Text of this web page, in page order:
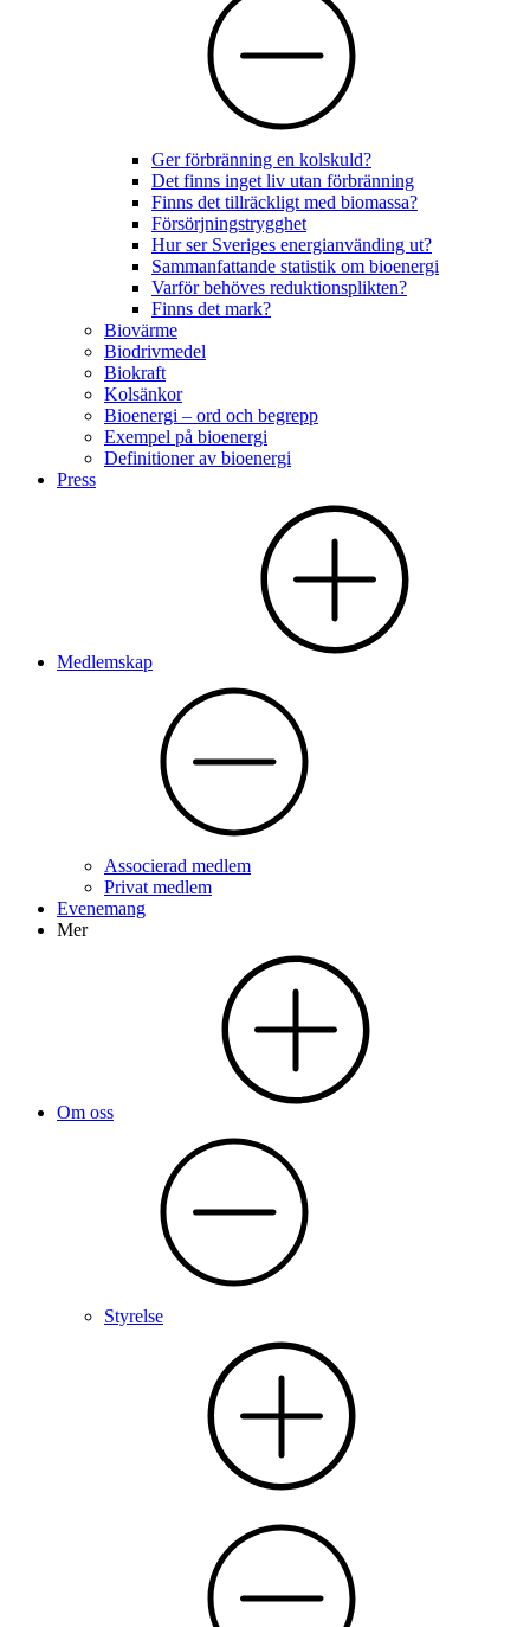
Ger förbränning en kolskuld?
Det finns inget liv utan förbränning
Finns det tillräckligt med biomassa?
Försörjningstrygghet
Hur ser Sveriges energianvänding ut?
Sammanfattande statistik om bioenergi
Varför behöves reduktionsplikten?
Finns det mark?
Biovärme
Biodrivmedel
Biokraft
Kolsänkor
Bioenergi – ord och begrepp
Exempel på bioenergi
Definitioner av bioenergi
Press
Medlemskap
Associerad medlem
Privat medlem
Evenemang
Mer
Om oss
Styrelse